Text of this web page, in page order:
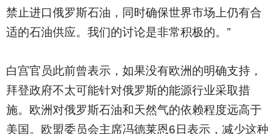
禁止进口俄罗斯石油，同时确保世界市场上仍有合
适的石油供应。我们的讨论是非常积极的。”
白宫官员此前曾表示，如果没有欧洲的明确支持，
拜登政府不太可能针对俄罗斯的能源行业采取措
施。欧洲对俄罗斯石油和天然气的依赖程度远高于
美国。欧盟委员会主席冯德莱恩6日表示，减少这种